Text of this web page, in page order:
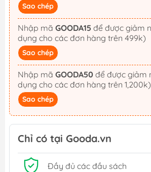
Sao chép
Nhập mã GOODA15
dụng cho các đơn hàng trên 499k)
Sao chép
Nhập mã GOODA50
dụng cho các đơn hàng trên 1,200k)
Sao chép
Chỉ có tại Gooda.vn
Đầy đủ các đầu sách